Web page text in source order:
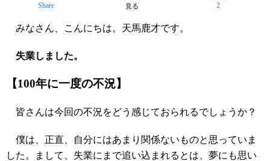
Share 見る 2
みなさん、こんにちは。天馬鹿才です。
失業しました。
【100年に一度の不況】
皆さんは今回の不況をどう感じておられるでしょうか？
僕は、正直、自分にはあまり関係ないものと思っていま
した。まして、失業にまで追い込まれるとは、夢にも思い